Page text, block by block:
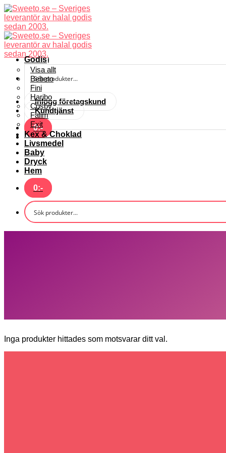
Skip
to
content
Inlogg företagskund
Kundtjänst
0:-
Godis
Visa allt
Bebeto
Fini
Haribo
Cosby
Falim
Exit
Kex & Choklad
Livsmedel
Baby
Dryck
Hem
0:-
Inga produkter hittades som motsvarar ditt val.